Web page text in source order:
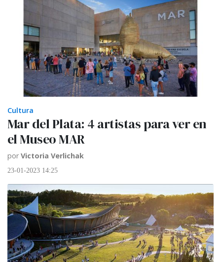
Cultura
Mar del Plata: 4 artistas para ver en
el Museo MAR
porVictoria Verlichak
23-01-2023 14:25